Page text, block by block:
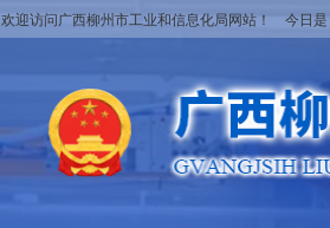
欢迎访问广西柳州市工业和信息化局网站！ 今日